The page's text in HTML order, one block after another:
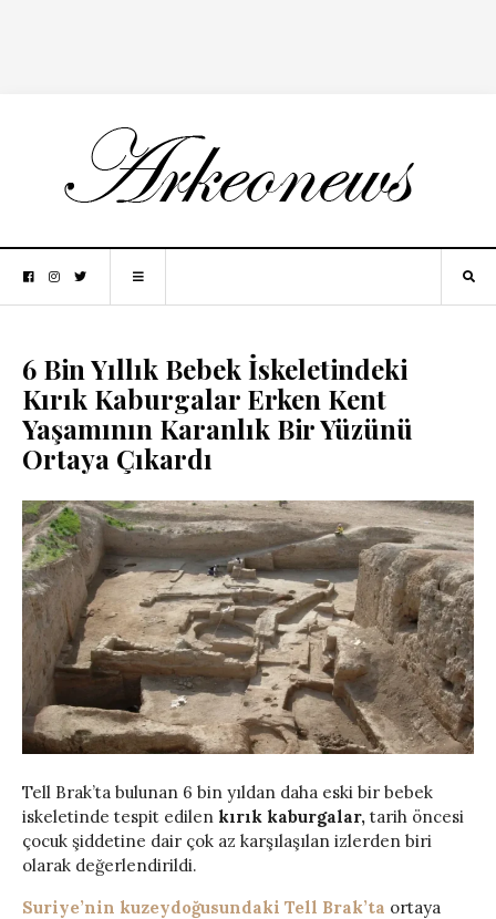
6 Bin Yıllık Bebek İskeletindeki
Kırık Kaburgalar Erken Kent
Yaşamının Karanlık Bir Yüzünü
Ortaya Çıkardı
Tell Brak’ta bulunan 6 bin yıldan daha eski bir bebek
iskeletinde tespit edilen kırık kaburgalar, tarih öncesi
çocuk şiddetine dair çok az karşılaşılan izlerden biri
olarak değerlendirildi.
Suriye’nin kuzeydoğusundaki Tell Brak’ta ortaya